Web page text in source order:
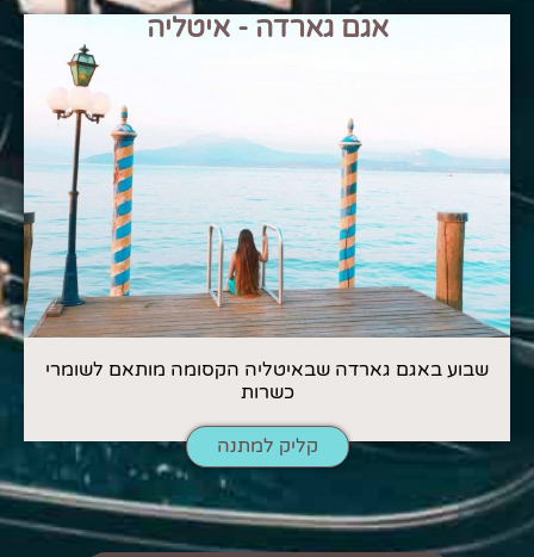
אגם גארדה - איטליה
שבוע באגם גארדה שבאיטליה הקסומה מותאם לשומרי
כשרות
קליק למתנה